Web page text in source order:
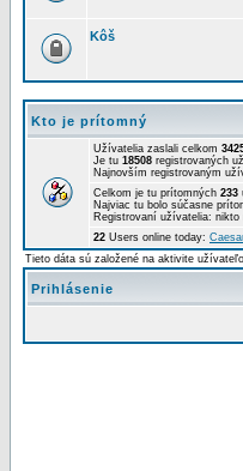
Kôš
Kto je prítomný
Užívatelia zaslali celkom
Je tu 18508 registrovaných
Najnovším registrovaným
Celkom je tu prítomných 233
Najviac tu bolo súčasne
Registrovaní užívatelia: nikto
22 Users online today:
Tieto dáta sú založené na aktivite
Prihlásenie